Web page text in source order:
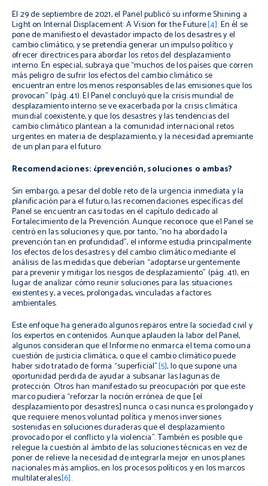
El 29 de septiembre de 2021, el Panel publicó su informeShining a
Light on Internal Displacement: A Vision for the Future[4].En él se
pone de manifiesto el devastador impacto de los desastres y el
cambio climático, y se pretendía generar un impulso político y
ofrecer directrices para abordar los retos del desplazamiento
interno. En especial, subraya que“muchos de los países que corren
más peligro de sufrir los efectos del cambio climático se
encuentran entre los menos responsables de las emisiones que los
provocan” (pág. 41). El Panel concluyó que la crisis mundial de
desplazamiento interno se ve exacerbada por la crisis climática
mundial coexistente, y que los desastres y las tendencias del
cambio climático plantean a la comunidad internacional retos
urgentes en materia de desplazamiento, y la necesidad apremiante
de un plan para el futuro.
Recomendaciones: ¿prevención, soluciones o ambas?
Sin embargo, a pesar del doble reto de la urgencia inmediata y la
planificación para el futuro, las recomendaciones específicas del
Panel se encuentran casi todas en el capítulo dedicado al
Fortalecimiento de la Prevención. Aunque reconoce que el Panel se
centró en las soluciones y que, por tanto, “no ha abordado la
prevención tan en profundidad”, el informe estudia principalmente
los efectos de los desastres y del cambio climático mediante el
análisis de las medidas que deberían “adoptarse urgentemente
para prevenir y mitigar los riesgos de desplazamiento” (pág. 41), en
lugar de analizar cómo reunir soluciones para las situaciones
existentes y, a veces, prolongadas, vinculadas a factores
ambientales.
Este enfoque ha generado algunos reparos entre la sociedad civil y
los expertos en contenidos. Aunque aplauden la labor del Panel,
algunos consideran que el Informe no enmarca el tema como una
cuestión de justicia climática, o que el cambio climático puede
haber sido tratado de forma “superficial”[5], lo que supone una
oportunidad perdida de ayudar a subsanar las lagunas de
protección.Otros han manifestado su preocupación por que este
marco pudiera “reforzar la noción errónea de que [el
desplazamiento por desastres] nunca o casi nunca es prolongado y
que requiere menos voluntad política y menos inversiones
sostenidas en soluciones duraderas que el desplazamiento
provocado por el conflicto y la violencia”. También es posible que
relegue la cuestión al ámbito de las soluciones técnicas en vez de
poner de relieve la necesidad de integrarla mejor en unos planes
nacionales más amplios, en los procesos políticos y en los marcos
multilaterales[6].